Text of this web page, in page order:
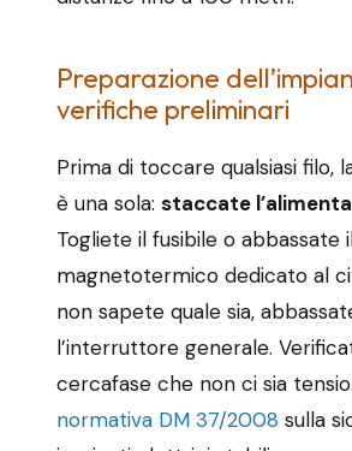
Preparazione
verifiche preliminari
Prima di toccare qualsiasi filo,
è una sola: staccate
Togliete il fusibile o abbassate
magnetotermico dedicato al
non sapete quale sia,
l’interruttore generale.
cercafase che non ci sia
normativa DM 37/2008 sulla